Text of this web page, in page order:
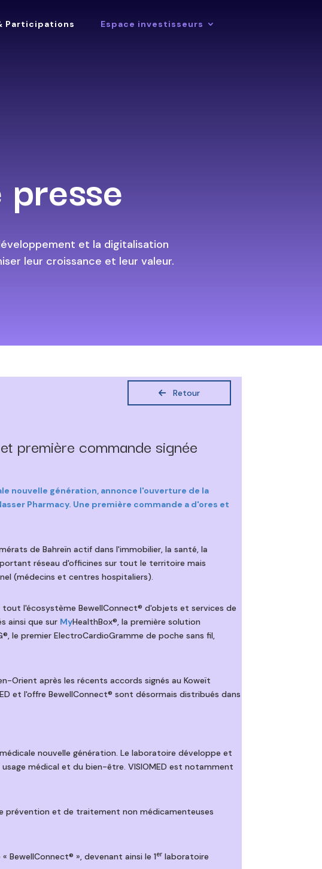
Participations Espace investisseurs
et la digitalisation
leur croissance et leur valeur.
Retour
première commande signée
nouvelle génération, annonce l'ouverture de la
Pharmacy. Une première commande a d'ores et
de Bahreïn actif dans l'immobilier, la santé, la
réseau d'officines sur tout le territoire mais
(médecins et centres hospitaliers).
tout l'écosystème BewellConnect® d'objets et services de
ainsi que sur MyHealthBox®, la première solution
le premier ElectroCardioGramme de poche sans fil,
Orient après les récents accords signés au Koweït
et l'offre BewellConnect® sont désormais distribués dans
nouvelle génération. Le laboratoire développe et
médical et du bien-être. VISIOMED est notamment
prévention et de traitement non médicamenteuses
BewellConnect® », devenant ainsi le 1er laboratoire